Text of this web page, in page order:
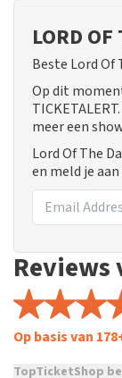
LORD OF
Beste Lord Of
Op dit
meer een
Lord Of The
en meld je
Reviews
Op basis van
TopTicketShop